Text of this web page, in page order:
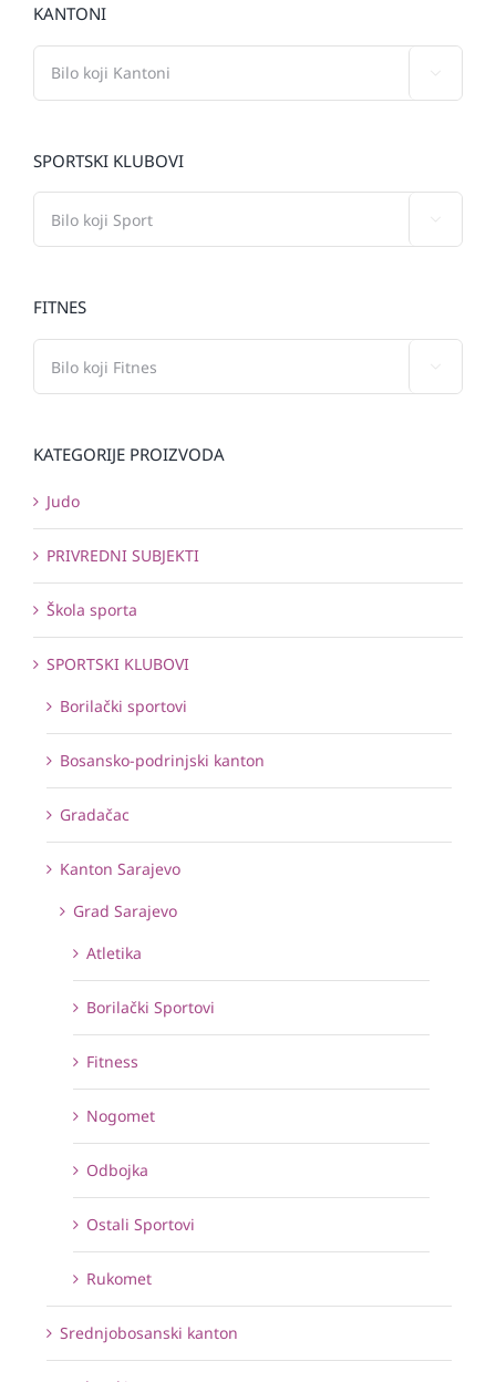
KANTONI
SPORTSKI KLUBOVI
FITNES
KATEGORIJE PROIZVODA
Judo
PRIVREDNI SUBJEKTI
Škola sporta
SPORTSKI KLUBOVI
Borilački sportovi
Bosansko-podrinjski kanton
Gradačac
Kanton Sarajevo
Grad Sarajevo
Atletika
Borilački Sportovi
Fitness
Nogomet
Odbojka
Ostali Sportovi
Rukomet
Srednjobosanski kanton